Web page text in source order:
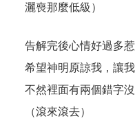
灑喪那麼低級）
告解完後心情好過多惹
希望神明原諒我，讓
不然裡面有兩個錯字
（滾來滾去）